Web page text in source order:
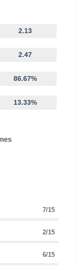
2.13
2.47
86.67%
13.33%
7/15
2/15
6/15